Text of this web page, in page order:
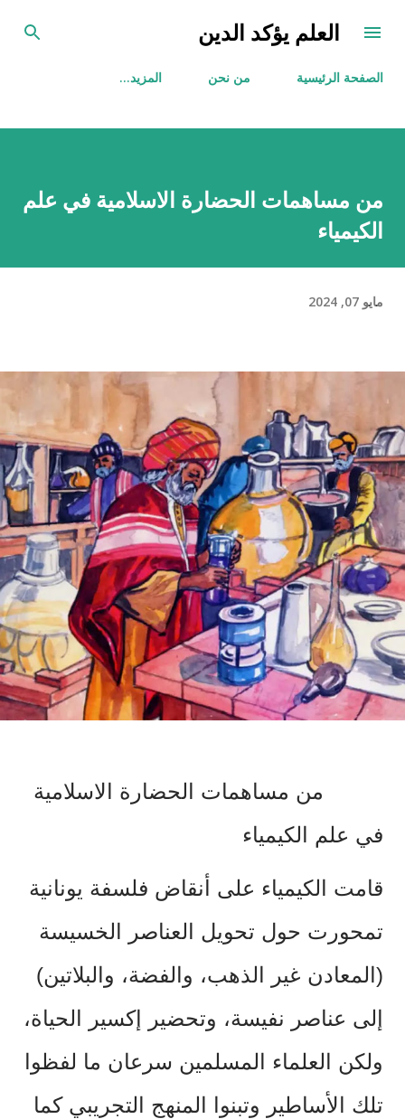
التخطي إلى المحتوى الرئيسي
العلم يؤكد الدين
الصفحة الرئيسية من نحن ‏المزيد…
من مساهمات الحضارة الاسلامية في علم
الكيمياء
مايو 07, 2024
من مساهمات الحضارة الاسلامية
في علم الكيمياء
قامت الكيمياء على أنقاض فلسفة يونانية
تمحورت حول تحويل العناصر الخسيسة
(المعادن غير الذهب، والفضة، والبلاتين)
إلى عناصر نفيسة، وتحضير إكسير الحياة،
ولكن العلماء المسلمين سرعان ما لفظوا
تلك الأساطير وتبنوا المنهج التجريبي كما